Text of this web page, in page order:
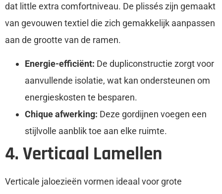
dat little extra comfortniveau. De plissés zijn gemaakt
van gevouwen textiel die zich gemakkelijk aanpassen
aan de grootte van de ramen.
Energie-efficiënt: De dupliconstructie zorgt voor
aanvullende isolatie, wat kan ondersteunen om
energieskosten te besparen.
Chique afwerking: Deze gordijnen voegen een
stijlvolle aanblik toe aan elke ruimte.
4. Verticaal Lamellen
Verticale jaloezieën vormen ideaal voor grote